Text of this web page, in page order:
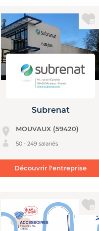
Subrenat
MOUVAUX (59420)
50 - 249 salariés
Découvrir l'entreprise